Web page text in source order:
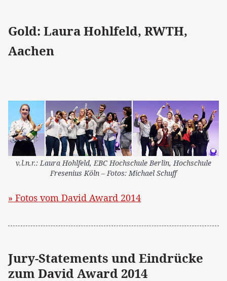
Gold: Laura Hohlfeld, RWTH,
Aachen
v.l.n.r.: Laura Hohlfeld, EBC Hochschule Berlin, Hochschule
Fresenius Köln – Fotos: Michael Schuff
» Fotos vom David Award 2014
Jury-Statements und Eindrücke
zum David Award 2014